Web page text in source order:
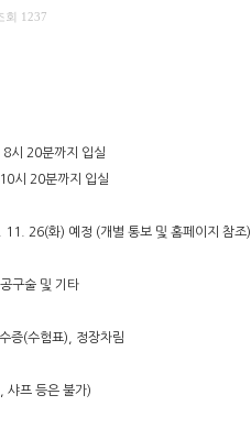
회 1237
시 20분까지 입실
시 20분까지 입실
26(화) 예정 (개별 통보 및 홈페이지 참조)
구술 및 기타
증(수험표), 정장차림
샤프 등은 불가)